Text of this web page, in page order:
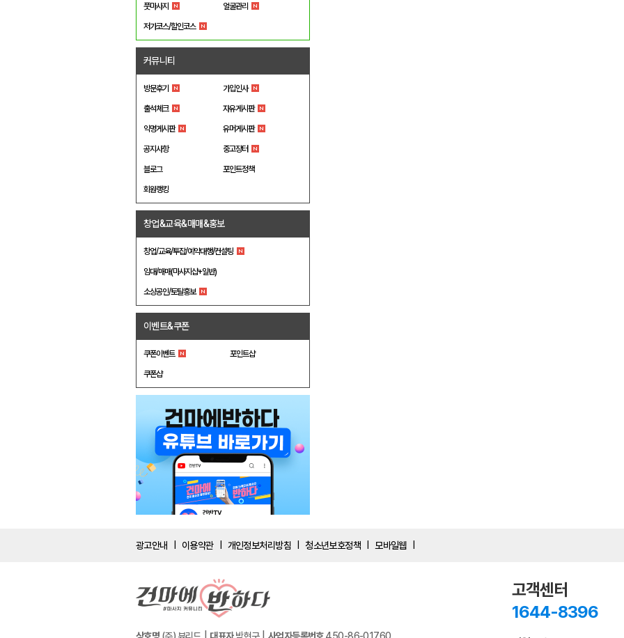
풋마사지 얼굴관리
저가코스/할인코스
커뮤니티
방문후기 가입인사
출석체크 자유게시판
익명게시판 유머게시판
공지사항 중고장터
블로그 포인트정책
회원랭킹
창업&교육&매매&홍보
창업/교육/투잡/예약대행/컨설팅
임대/매매(마사지샵+일반)
소상공인/토탈홍보
이벤트&쿠폰
쿠폰이벤트 포인트샵
쿠폰샵
광고안내 이용약관 개인정보처리방침 청소년보호정책 모바일웹
고객센터
1644-8396